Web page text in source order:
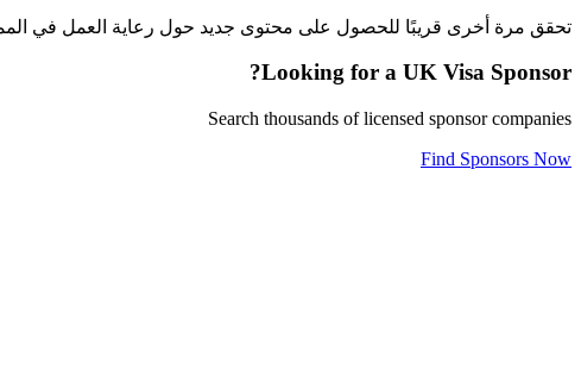
تحقق مرة أخرى قريبًا للحصول على محتوى جديد حول رعاية العمل في
Looking for a UK Visa Sponsor?
Search thousands of licensed sponsor companies
Find Sponsors Now